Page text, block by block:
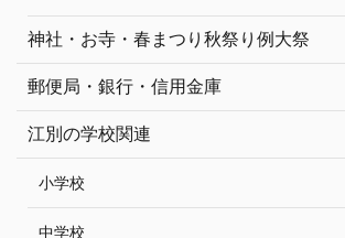
神社・お寺・春まつり秋祭り例大祭
郵便局・銀行・信用金庫
江別の学校関連
小学校
中学校